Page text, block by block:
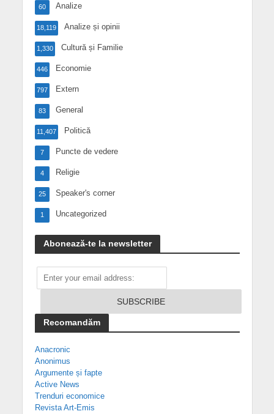
Analize
60
Analize și opinii
18,119
Cultură și Familie
1,330
Economie
446
Extern
797
General
83
Politică
11,407
Puncte de vedere
7
Religie
4
Speaker's corner
25
Uncategorized
1
Abonează-te la newsletter
Recomandăm
Anacronic
Anonimus
Argumente și fapte
Active News
Trenduri economice
Revista Art-Emis